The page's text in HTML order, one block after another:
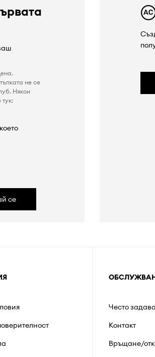
не се
Някои
се
Често
Контакт
Връщане/